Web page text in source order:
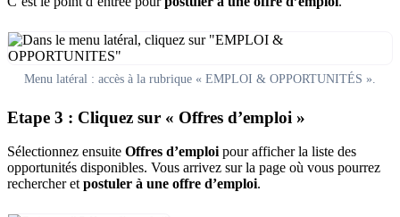
Menu latéral : accès à la rubrique « EMPLOI & OPPORTUNITÉS ».
Etape 3 : Cliquez sur « Offres d’emploi »
Sélectionnez ensuite Offres d’emploipour afficher la liste des
opportunités disponibles. Vous arrivez sur la page où vous pourrez
rechercher etpostuler à une offre d’emploi.